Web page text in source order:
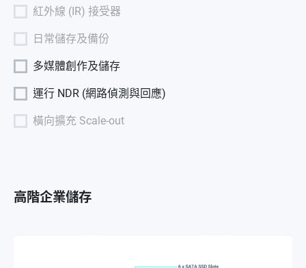
紅外線 (IR) 接受器
日常儲存及備份
多媒體創作及儲存
運行 NDR (網路偵測與回應)
橫向擴充 Scale-out
高階企業儲存